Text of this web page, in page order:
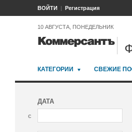
ВОЙТИ Регистрация
10 АВГУСТА, ПОНЕДЕЛЬНИК
КАТЕГОРИИ СВЕЖИЕ
ДАТА
с